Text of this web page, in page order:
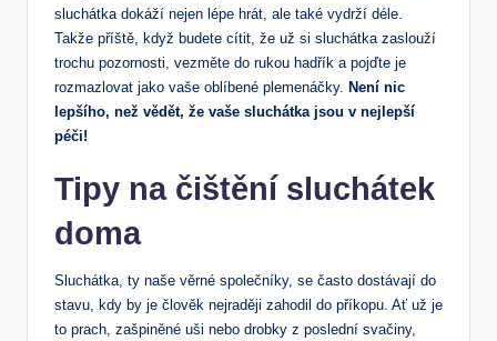
sluchátka dokáží nejen lépe hrát, ale také vydrží déle.
Takže příště, když budete cítit, že už si sluchátka zaslouží
trochu pozornosti, vezměte do rukou hadřík a pojďte je
rozmazlovat jako vaše oblíbené plemenáčky. Není nic
lepšího, než vědět, že vaše sluchátka jsou v nejlepší
péči!
Tipy na čištění sluchátek
doma
Sluchátka, ty naše věrné společníky, se často dostávají do
stavu, kdy by je člověk nejraději zahodil do příkopu. Ať už je
to prach, zašpiněné uši nebo drobky z poslední svačiny,